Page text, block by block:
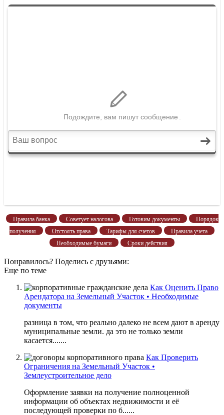
Правила банка Советует налогова Готовим документы
Порядок
получения
Отстоять права Тарифы для счетов
Правила учета
Необходимые бумаги
Сроки действия
Понравилось? Поделись с друзьями:
Еще по теме
Как Оценить Право
Арендатора на Земельный Участок • Необходимые
документы
разница в том, что реально далеко не всем дают в аренду
муниципальные земли. да это не только земли
касается.......
Как Проверить
Ограничения на Земельный Участок •
Землеустроительное дело
Оформление заявки на получение полноценной
информации об объектах недвижимости и её
последующей проверки по б......